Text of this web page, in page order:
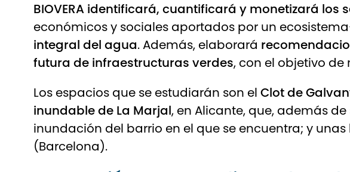
BIOVERA identificará, cuantificará y monetizará los
económicos y sociales aportados por un
integral del agua. Además, elaborará
futura de infraestructuras verdes, con el objetivo de
Los espacios que se estudiarán son el Clot de
inundable de La Marjal, en Alicante, que, además
inundación del barrio en el que se encuentra; y unas
(Barcelona).